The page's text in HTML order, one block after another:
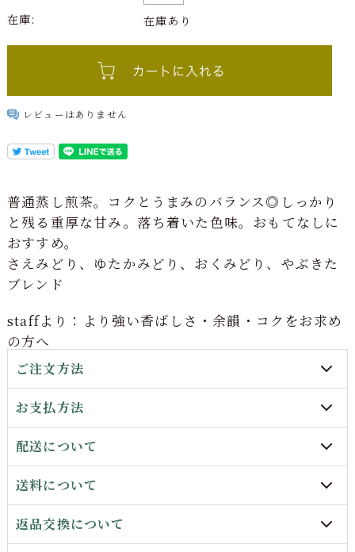
在庫:
在庫あり
レビューはありません
普通蒸し煎茶。コクとうまみのバランス◎しっかり
と残る重厚な甘み。落ち着いた色味。おもてなしに
おすすめ。
さえみどり、ゆたかみどり、おくみどり、やぶきた
ブレンド
staffより：より強い香ばしさ・余韻・コクをお求め
の方へ
ご注文方法
お支払方法
配送について
送料について
返品交換について